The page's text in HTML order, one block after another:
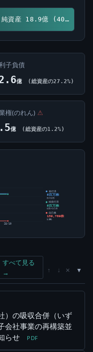
純資産 18.9億 (40.8%)
子負債
億 (総資産の27.2%)
権(のれん) ⚠
億 (総資産の1.2%)
25/10
発行済
8百万株
株式総数
純発行済
8百万株
総数-自己株
自己株
159,789株
1.93%
すべて見る
→
↑ ↓ ×
）の吸収合併（いず
会社事業の再構築並
らせ
PDF